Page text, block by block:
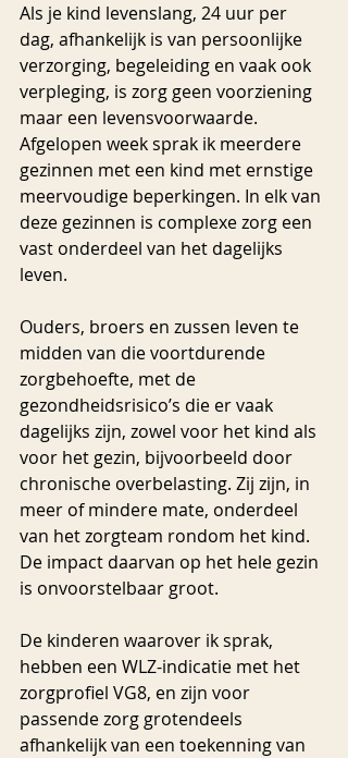
Als je kind levenslang, 24 uur per
dag, afhankelijk is van persoonlijke
verzorging, begeleiding en vaak ook
verpleging, is zorg geen voorziening
maar een levensvoorwaarde.
Afgelopen week sprak ik meerdere
gezinnen met een kind met ernstige
meervoudige beperkingen. In elk van
deze gezinnen is complexe zorg een
vast onderdeel van het dagelijks
leven.
Ouders, broers en zussen leven te
midden van die voortdurende
zorgbehoefte, met de
gezondheidsrisico’s die er vaak
dagelijks zijn, zowel voor het kind als
voor het gezin, bijvoorbeeld door
chronische overbelasting. Zij zijn, in
meer of mindere mate, onderdeel
van het zorgteam rondom het kind.
De impact daarvan op het hele gezin
is onvoorstelbaar groot.
De kinderen waarover ik sprak,
hebben een WLZ-indicatie met het
zorgprofiel VG8, en zijn voor
passende zorg grotendeels
afhankelijk van een toekenning van